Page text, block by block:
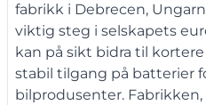
fabrikk i Debrecen,
viktig steg i selskapets
kan på sikt bidra til
stabil tilgang på batterier
bilprodusenter.